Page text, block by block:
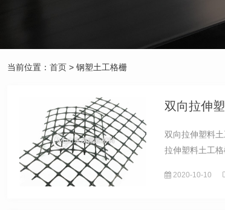
当前位置： 首页 > 钢塑土工格栅
双向拉伸
双向拉伸塑料
拉伸塑料土工
2020-10-10